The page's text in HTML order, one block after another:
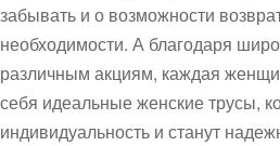
забывать и о возможности
необходимости. А благодаря
различным акциям, каждая
себя идеальные женские трусы,
индивидуальность и станут